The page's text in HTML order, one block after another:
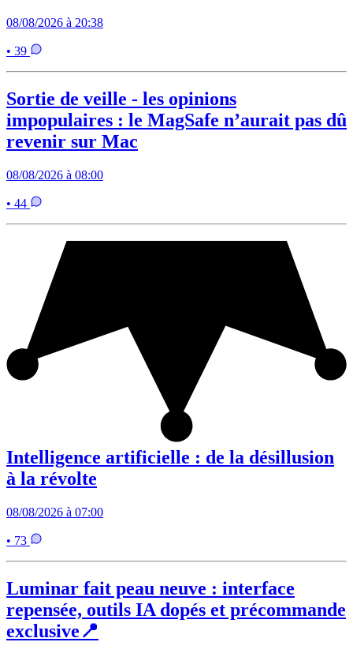
08/08/2026 à 20:38
• 39
Sortie de veille - les opinions
impopulaires : le MagSafe n’aurait pas dû
revenir sur Mac
08/08/2026 à 08:00
• 44
Intelligence artificielle : de la désillusion
à la révolte
08/08/2026 à 07:00
• 73
Luminar fait peau neuve : interface
repensée, outils IA dopés et précommande
exclusive📍